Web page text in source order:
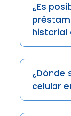
¿Es
historial
¿Dónde
celular